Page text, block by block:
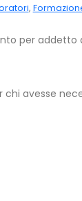
,
per addetto
avesse